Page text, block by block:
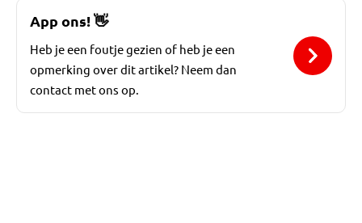
App ons!👋
Heb je een foutje gezien of heb je een
opmerking over dit artikel? Neem dan
contact met ons op.